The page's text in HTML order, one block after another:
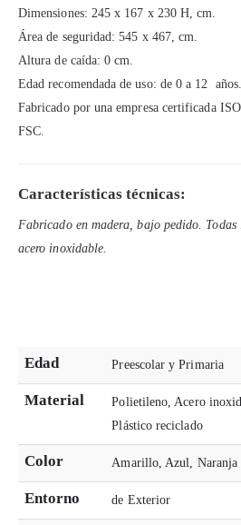
Dimensiones: 245 x 167 x 230 H, cm.
Área de seguridad: 545 x 467, cm.
Altura de caída: 0 cm.
Edad recomendada de uso: de 0 a 12 años.
Fabricado por una empresa certificada
FSC.
Características técnicas:
Fabricado en madera, bajo pedido.
acero inoxidable.
Edad Preescolar y Primaria
Material
Polietileno, Acero
Plástico reciclado
Color Amarillo, Azul, Naranja
Entorno de Exterior